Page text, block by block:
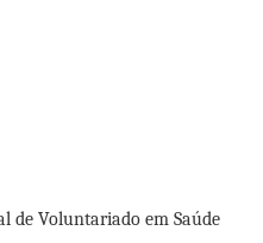
de Voluntariado em Saúde